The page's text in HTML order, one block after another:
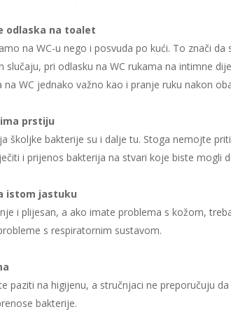
odlaska na toalet
na WC-u nego i posvuda po kući. To znači
slučaju, pri odlasku na WC rukama na intimne
WC jednako važno kao i pranje ruku nakon
prstiju
školjke bakterije su i dalje tu. Stoga nemojte
i prijenos bakterija na stvari koje biste mogli
istom jastuku
i plijesan, a ako imate problema s kožom,
s respiratornim sustavom.
paziti na higijenu, a stručnjaci ne preporučuju
bakterije.